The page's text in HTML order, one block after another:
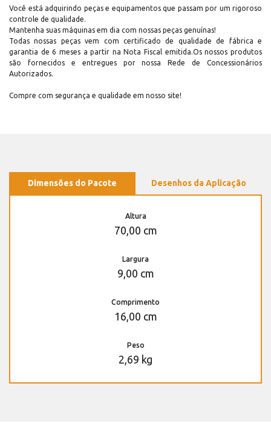
Você está adquirindo peças e equipamentos que passam por um rigoroso
controle de qualidade.
Mantenha suas máquinas em dia com nossas peças genuínas!
Todas nossas peças vem com certificado de qualidade de fábrica e
garantia de 6 meses a partir na Nota Fiscal emitida.Os nossos produtos
são fornecidos e entregues por nossa Rede de Concessionários
Autorizados.
Compre com segurança e qualidade em nosso site!
Dimensões do Pacote Desenhos da Aplicação
Altura
70,00 cm
Largura
9,00 cm
Comprimento
16,00 cm
Peso
2,69 kg